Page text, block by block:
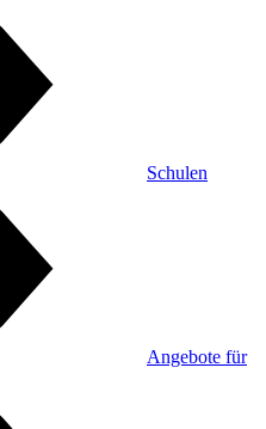
Schulen
Angebote für